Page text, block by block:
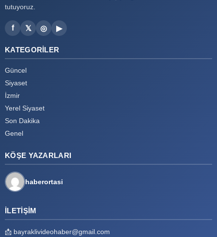
tutuyoruz.
f 𝕏 ◎ ▶
KATEGORILER
Güncel
Siyaset
İzmir
Yerel Siyaset
Son Dakika
Genel
KÖŞE YAZARLARI
haberortasi
İLETIŞIM
📩 bayraklivideohaber@gmail.com